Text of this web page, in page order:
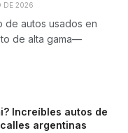
DE 2026
de autos usados en
de alta gama—
Increíbles autos de
argentinas